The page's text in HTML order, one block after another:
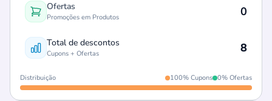
Ofertas
Promoções em Produtos 0
Total de descontos
Cupons + Ofertas 8
Distribuição 100% Cupons 0% Ofertas